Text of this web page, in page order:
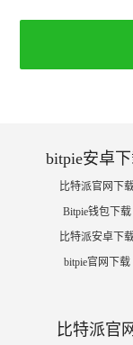
bitpie安卓
比特派官网下
Bitpie钱包下载
比特派安卓下
bitpie官网下载
比特派官